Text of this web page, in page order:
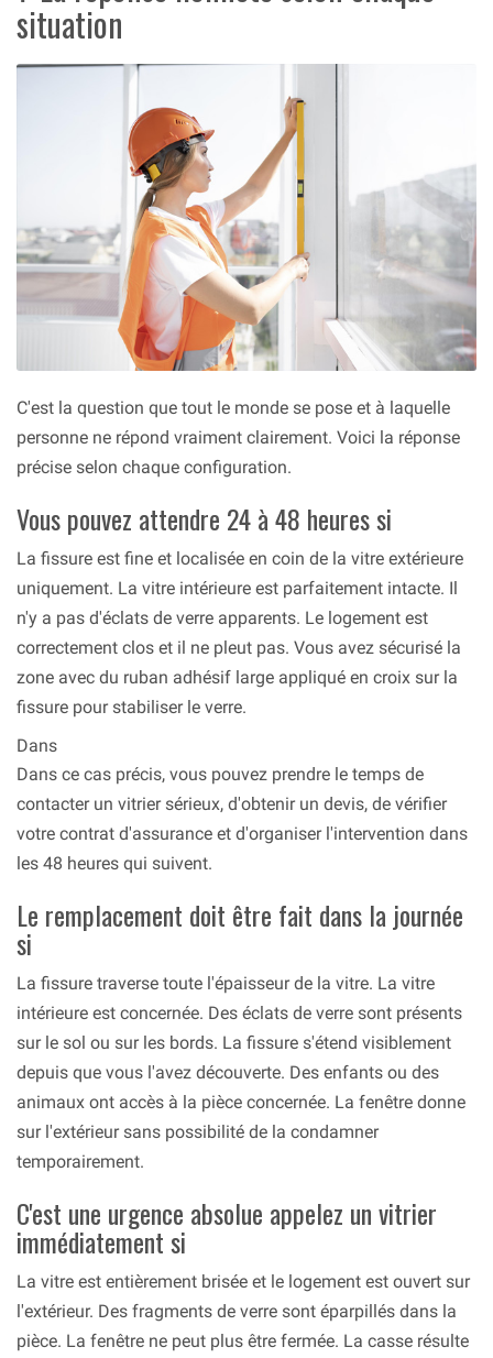
situation
C'est la question que tout le monde se pose et à laquelle
personne ne répond vraiment clairement. Voici la réponse
précise selon chaque configuration.
Vous pouvez attendre 24 à 48 heures si
La fissure est fine et localisée en coin de la vitre extérieure
uniquement. La vitre intérieure est parfaitement intacte. Il
n'y a pas d'éclats de verre apparents. Le logement est
correctement clos et il ne pleut pas. Vous avez sécurisé la
zone avec du ruban adhésif large appliqué en croix sur la
fissure pour stabiliser le verre.
Dans
Dans ce cas précis, vous pouvez prendre le temps de
contacter un vitrier sérieux, d'obtenir un devis, de vérifier
votre contrat d'assurance et d'organiser l'intervention dans
les 48 heures qui suivent.
Le remplacement doit être fait dans la journée
si
La fissure traverse toute l'épaisseur de la vitre. La vitre
intérieure est concernée. Des éclats de verre sont présents
sur le sol ou sur les bords. La fissure s'étend visiblement
depuis que vous l'avez découverte. Des enfants ou des
animaux ont accès à la pièce concernée. La fenêtre donne
sur l'extérieur sans possibilité de la condamner
temporairement.
C'est une urgence absolue appelez un vitrier
immédiatement si
La vitre est entièrement brisée et le logement est ouvert sur
l'extérieur. Des fragments de verre sont éparpillés dans la
pièce. La fenêtre ne peut plus être fermée. La casse résulte